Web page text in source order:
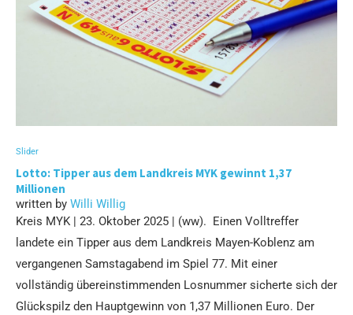
Slider
Lotto: Tipper aus dem Landkreis MYK gewinnt 1,37
Millionen
written by Willi Willig
Kreis MYK | 23. Oktober 2025 | (ww). Einen Volltreffer
landete ein Tipper aus dem Landkreis Mayen-Koblenz am
vergangenen Samstagabend im Spiel 77. Mit einer
vollständig übereinstimmenden Losnummer sicherte sich der
Glückspilz den Hauptgewinn von 1,37 Millionen Euro. Der